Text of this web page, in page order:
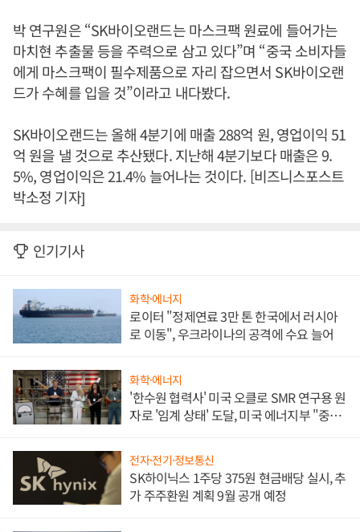
박 연구원은 “SK바이오랜드는 마스크팩 원료에 들어가는
마치현 추출물 등을 주력으로 삼고 있다”며 “중국 소비자들
에게 마스크팩이 필수제품으로 자리 잡으면서 SK바이오랜
드가 수혜를 입을 것”이라고 내다봤다.
SK바이오랜드는 올해 4분기에 매출 288억 원, 영업이익 51
억 원을 낼 것으로 추산됐다. 지난해 4분기보다 매출은 9.
5%, 영업이익은 21.4% 늘어나는 것이다. [비즈니스포스트
박소정 기자]
인기기사
화학·에너지
로이터 "정제연료 3만 톤 한국에서 러시아
로 이동", 우크라이나의 공격에 수요 늘어
화학·에너지
'한수원 협력사' 미국 오클로 SMR 연구용 원
자로 '임계 상태' 도달, 미국 에너지부 "중요
전자·전기·정보통신
SK하이닉스 1주당 375원 현금배당 실시, 추
가 주주환원 계획 9월 공개 예정